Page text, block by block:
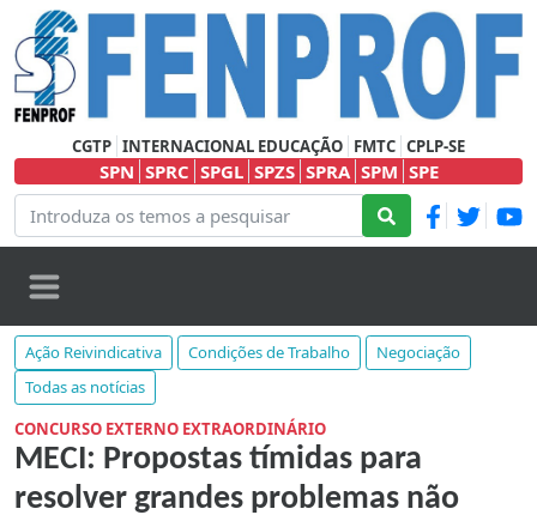
CGTP INTERNACIONAL EDUCAÇÃO FMTC CPLP-SE
SPN SPRC SPGL SPZS SPRA SPM SPE
Ação Reivindicativa Condições de Trabalho
Negociação
Todas as notícias
CONCURSO EXTERNO EXTRAORDINÁRIO
MECI: Propostas tímidas para
resolver grandes problemas não